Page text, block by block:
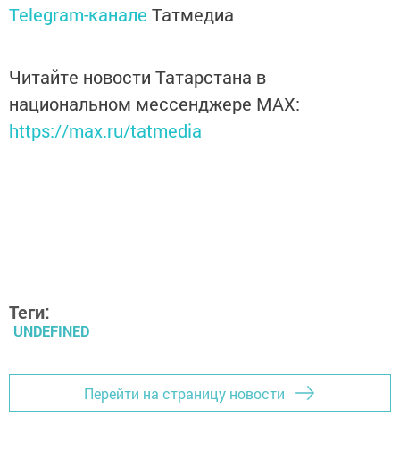
Telegram-канале Татмедиа
Читайте новости Татарстана в
национальном мессенджере MАХ:
https://max.ru/tatmedia
Теги:
UNDEFINED
Перейти на страницу новости